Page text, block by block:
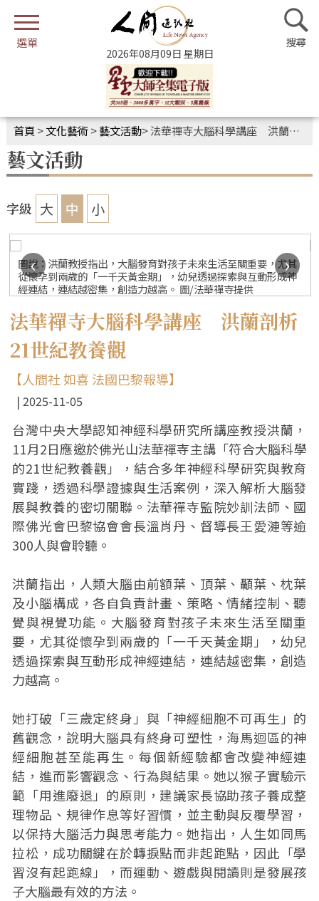
2026年08月09日 星期日
首頁 >文化藝術>藝文活動>法華禪寺大腦科學講座 洪蘭剖析21世紀教養觀
藝文活動
字級 大 中 小
圖說：洪蘭教授指出，大腦發育對孩子未來生活至關重要，尤其
從懷孕到兩歲的「一千天黃金期」，幼兒透過探索與互動形成神
經連結，連結越密集，創造力越高。 圖/法華禪寺提供
‹ ›
法華禪寺大腦科學講座 洪蘭剖析
21世紀教養觀
【人間社 如喜 法國巴黎報導】
2025-11-05
台灣中央大學認知神經科學研究所講座教授洪蘭，
11月2日應邀於佛光山法華禪寺主講「符合大腦科學
的21世紀教養觀」，結合多年神經科學研究與教育
實踐，透過科學證據與生活案例，深入解析大腦發
展與教養的密切關聯。法華禪寺監院妙訓法師、國
際佛光會巴黎協會會長溫肖丹、督導長王愛漣等逾
300人與會聆聽。
洪蘭指出，人類大腦由前額葉、頂葉、顳葉、枕葉
及小腦構成，各自負責計畫、策略、情緒控制、聽
覺與視覺功能。大腦發育對孩子未來生活至關重
要，尤其從懷孕到兩歲的「一千天黃金期」，幼兒
透過探索與互動形成神經連結，連結越密集，創造
力越高。
她打破「三歲定終身」與「神經細胞不可再生」的
舊觀念，說明大腦具有終身可塑性，海馬迴區的神
經細胞甚至能再生。每個新經驗都會改變神經連
結，進而影響觀念、行為與結果。她以猴子實驗示
範「用進廢退」的原則，建議家長協助孩子養成整
理物品、規律作息等好習慣，並主動與反覆學習，
以保持大腦活力與思考能力。她指出，人生如同馬
拉松，成功關鍵在於轉捩點而非起跑點，因此「學
習沒有起跑線」，而運動、遊戲與閱讀則是發展孩
子大腦最有效的方法。